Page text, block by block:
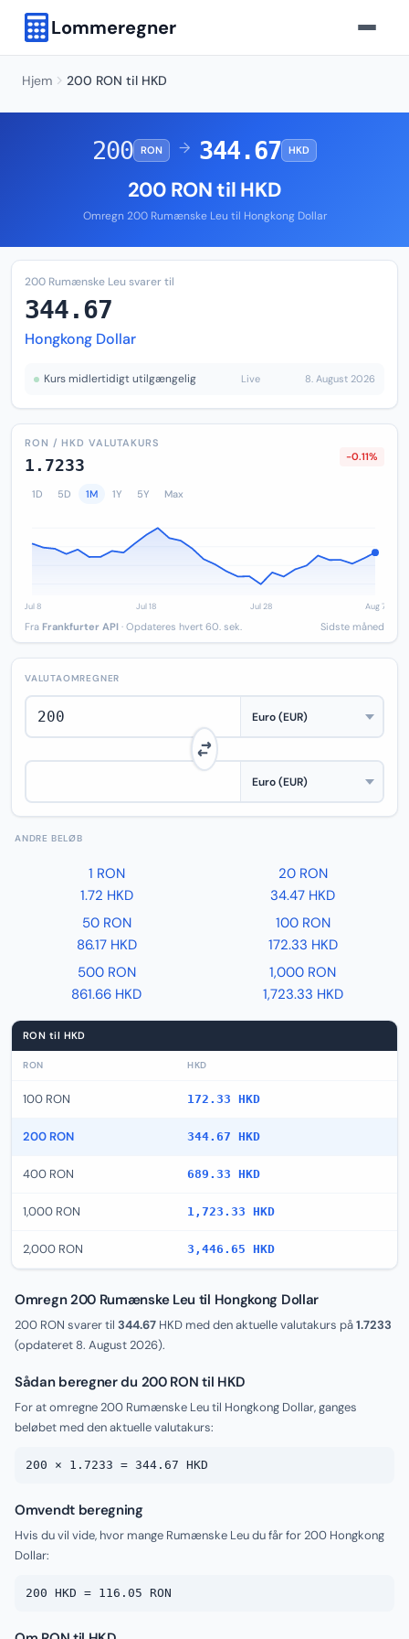
Lommeregner
Hjem 200 RON til HKD
200 RON → 344.67 HKD
200 RON til HKD
Omregn 200 Rumænske Leu til Hongkong Dollar
200 Rumænske Leu svarer til
344.67
Hongkong Dollar
Kurs midlertidigt utilgængelig Live 8. August 2026
RON / HKD VALUTAKURS
1.7233 -0.11%
1D 5D 1M 1Y 5Y Max
Fra Frankfurter API · Opdateres hvert 60. sek. Sidste måned
VALUTAOMREGNER
ANDRE BELØB
1 RON
1.72 HKD
20 RON
34.47 HKD
50 RON
86.17 HKD
100 RON
172.33 HKD
500 RON
861.66 HKD
1,000 RON
1,723.33 HKD
RON til HKD
RON HKD
100 RON 172.33 HKD
200 RON 344.67 HKD
400 RON 689.33 HKD
1,000 RON 1,723.33 HKD
2,000 RON 3,446.65 HKD
Omregn 200 Rumænske Leu til Hongkong Dollar
200 RON svarer til 344.67 HKD med den aktuelle valutakurs på1.7233
(opdateret 8. August 2026).
Sådan beregner du 200 RON til HKD
For at omregne 200 Rumænske Leu til Hongkong Dollar, ganges
beløbet med den aktuelle valutakurs:
200 × 1.7233 = 344.67 HKD
Omvendt beregning
Hvis du vil vide, hvor mange Rumænske Leu du får for 200 Hongkong
Dollar:
200 HKD = 116.05 RON